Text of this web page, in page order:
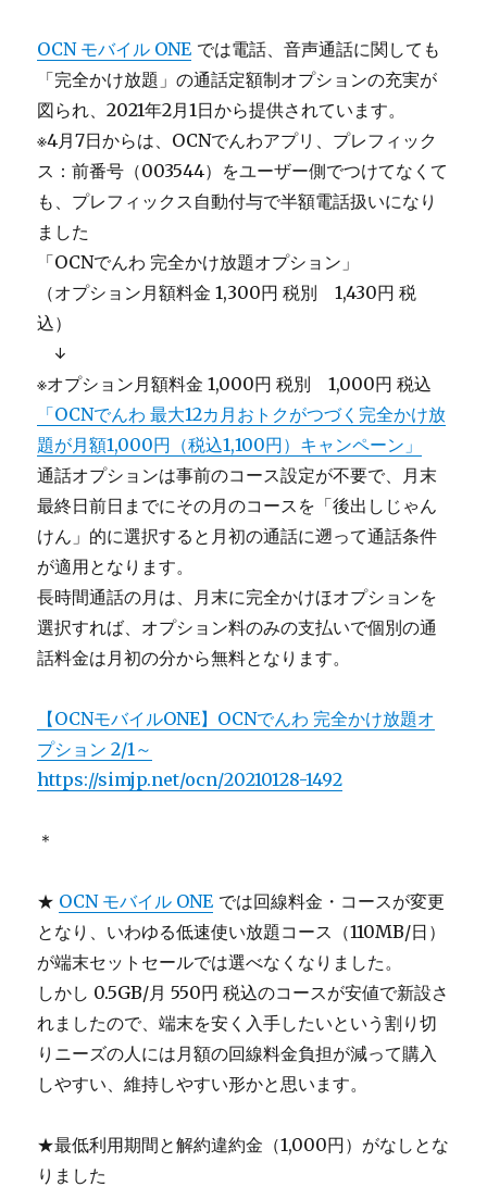
OCN モバイル ONE では電話、音声通話に関しても
「完全かけ放題」の通話定額制オプションの充実が
図られ、2021年2月1日から提供されています。
※4月7日からは、OCNでんわアプリ、プレフィック
ス：前番号（003544）をユーザー側でつけてなくて
も、プレフィックス自動付与で半額電話扱いになり
ました
「OCNでんわ 完全かけ放題オプション」
（オプション月額料金 1,300円 税別 1,430円 税
込）
↓
※オプション月額料金 1,000円 税別 1,000円 税込
「OCNでんわ 最大12カ月おトクがつづく完全かけ放
題が月額1,000円（税込1,100円）キャンペーン」
通話オプションは事前のコース設定が不要で、月末
最終日前日までにその月のコースを「後出しじゃん
けん」的に選択すると月初の通話に遡って通話条件
が適用となります。
長時間通話の月は、月末に完全かけほオプションを
選択すれば、オプション料のみの支払いで個別の通
話料金は月初の分から無料となります。
【OCNモバイルONE】OCNでんわ 完全かけ放題オ
プション 2/1～
https://simjp.net/ocn/20210128-1492
＊
★ OCN モバイル ONE では回線料金・コースが変更
となり、いわゆる低速使い放題コース（110MB/日）
が端末セットセールでは選べなくなりました。
しかし 0.5GB/月 550円 税込のコースが安値で新設さ
れましたので、端末を安く入手したいという割り切
りニーズの人には月額の回線料金負担が減って購入
しやすい、維持しやすい形かと思います。
★最低利用期間と解約違約金（1,000円）がなしとな
りました